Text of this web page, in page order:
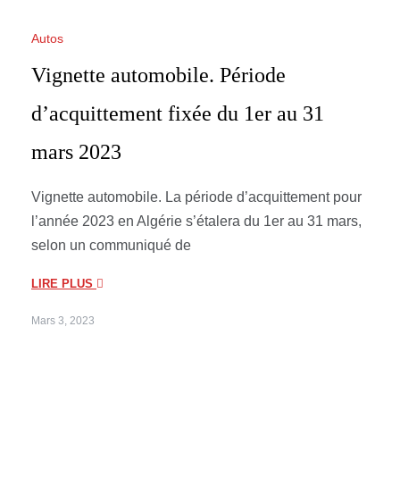
Autos
Vignette automobile. Période
d’acquittement fixée du 1er au 31
mars 2023
Vignette automobile. La période d’acquittement pour
l’année 2023 en Algérie s’étalera du 1er au 31 mars,
selon un communiqué de
LIRE PLUS
Mars 3, 2023